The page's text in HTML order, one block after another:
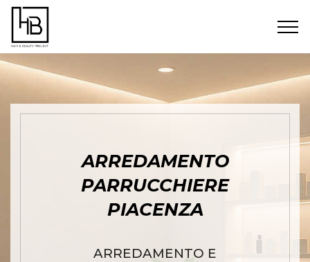
ARREDAMENTO
PARRUCCHIERE
PIACENZA
ARREDAMENTO E